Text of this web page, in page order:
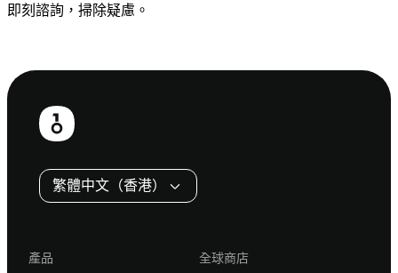
即刻諮詢，掃除疑慮。
頁
繁體中文（香港）
產品
全球商店